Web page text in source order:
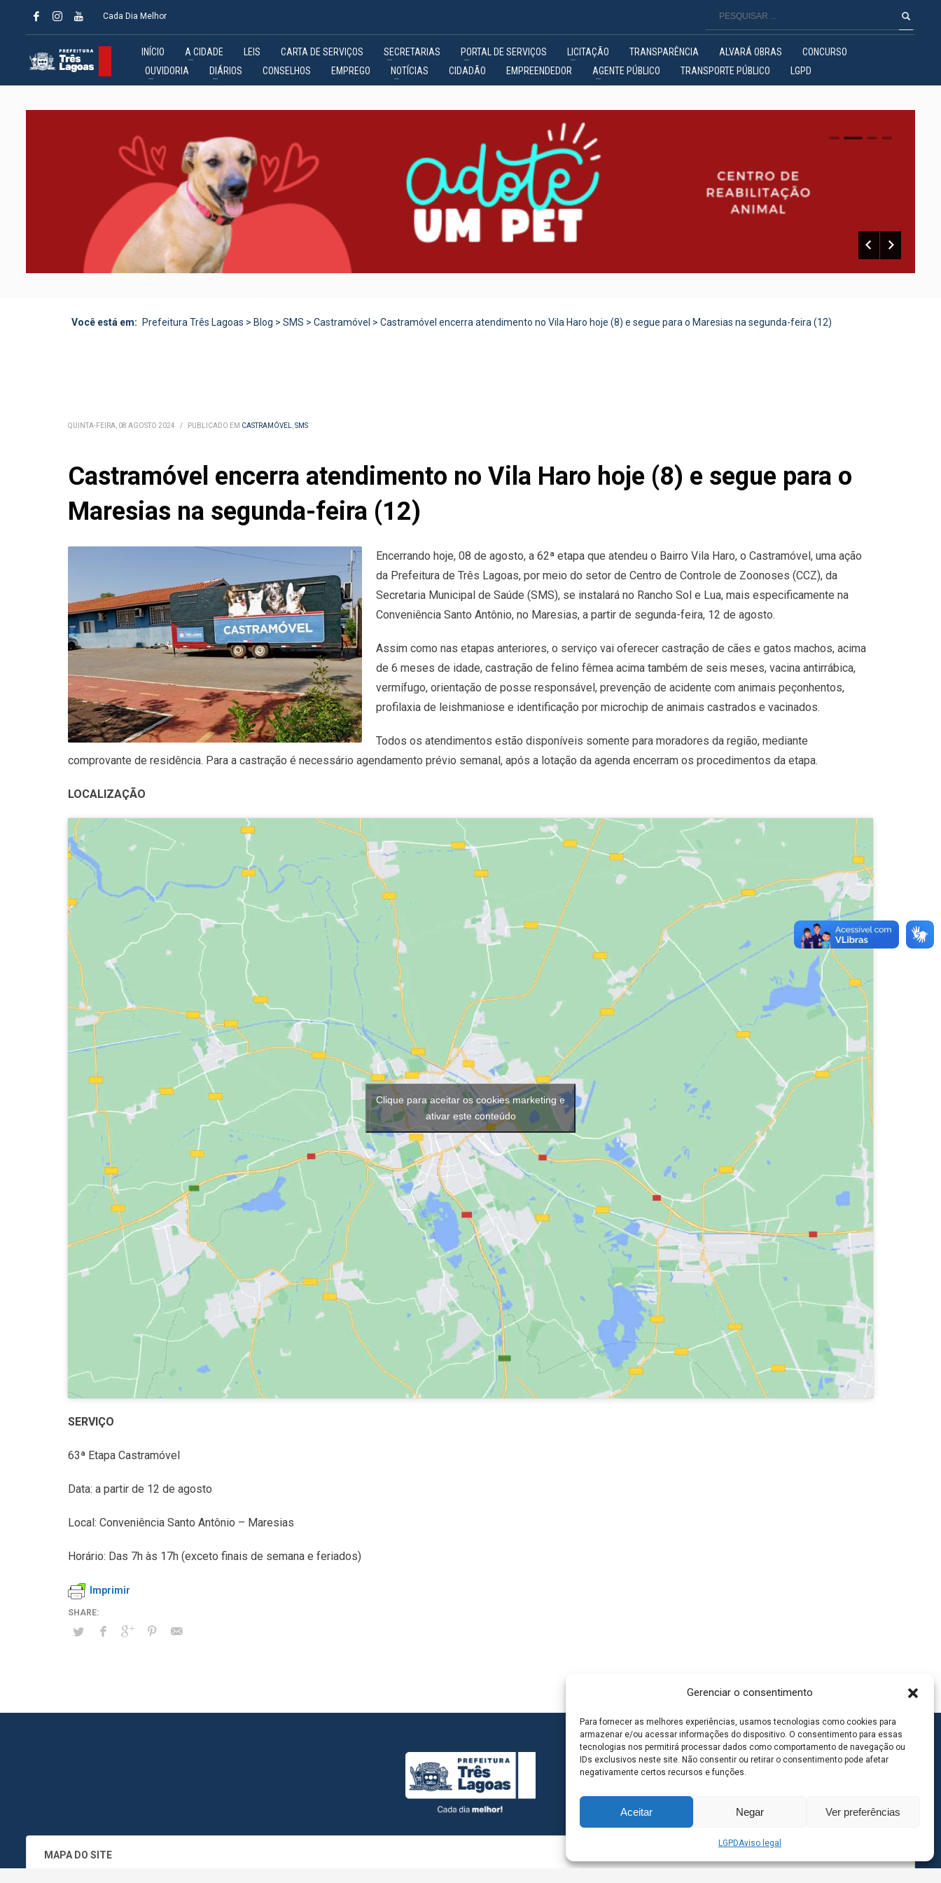
Gerenciar o consentimento
Para fornecer as melhores experiências, usamos tecnologias como cookies para
armazenar e/ou acessar informações do dispositivo. O consentimento para essas
tecnologias nos permitirá processar dados como comportamento de navegação ou
IDs exclusivos neste site. Não consentir ou retirar o consentimento pode afetar
negativamente certos recursos e funções.
Aceitar Negar Ver preferências
LGPDAviso legal
Cada Dia Melhor
INÍCIO A CIDADE LEIS CARTA DE SERVIÇOS SECRETARIAS PORTAL DE SERVIÇOS LICITAÇÃO TRANSPARÊNCIA ALVARÁ OBRAS
CONCURSO
OUVIDORIA
DIÁRIOS CONSELHOS EMPREGO NOTÍCIAS CIDADÃO EMPREENDEDOR AGENTE PÚBLICO TRANSPORTE PÚBLICO LGPD
0 1 2
Você está em: Prefeitura Três Lagoas > Blog > SMS > Castramóvel > Castramóvel encerra atendimento no Vila Haro hoje (8) e segue para o Maresias na segunda-feira (12)
QUINTA-FEIRA, 08 AGOSTO 2024 / PUBLICADO EM CASTRAMÓVEL,SMS
Castramóvel encerra atendimento no Vila Haro hoje (8) e segue para o
Maresias na segunda-feira (12)
Encerrando hoje, 08 de agosto, a 62ª etapa que atendeu o Bairro Vila Haro, o Castramóvel, uma ação
da Prefeitura de Três Lagoas, por meio do setor de Centro de Controle de Zoonoses (CCZ), da
Secretaria Municipal de Saúde (SMS), se instalará no Rancho Sol e Lua, mais especificamente na
Conveniência Santo Antônio, no Maresias, a partir de segunda-feira, 12 de agosto.
Assim como nas etapas anteriores, o serviço vai oferecer castração de cães e gatos machos, acima
de 6 meses de idade, castração de felino fêmea acima também de seis meses, vacina antirrábica,
vermífugo, orientação de posse responsável, prevenção de acidente com animais peçonhentos,
profilaxia de leishmaniose e identificação por microchip de animais castrados e vacinados.
Todos os atendimentos estão disponíveis somente para moradores da região, mediante
comprovante de residência. Para a castração é necessário agendamento prévio semanal, após a lotação da agenda encerram os procedimentos da etapa.
LOCALIZAÇÃO
Clique para aceitar os cookies marketing e
ativar este conteúdo
SERVIÇO
63ª Etapa Castramóvel
Data: a partir de 12 de agosto
Local: Conveniência Santo Antônio – Maresias
Horário: Das 7h às 17h (exceto finais de semana e feriados)
Imprimir
MAPA DO SITE